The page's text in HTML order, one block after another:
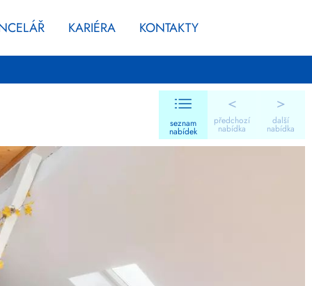
KARIÉRA KONTAKTY
<
předchozí
nabídka
seznam
nabídek
>
další
nabídka